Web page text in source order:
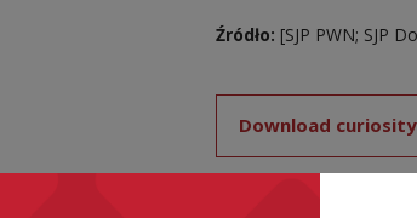
Źródło: [SJP PWN; SJP
Download curiosity
Note,